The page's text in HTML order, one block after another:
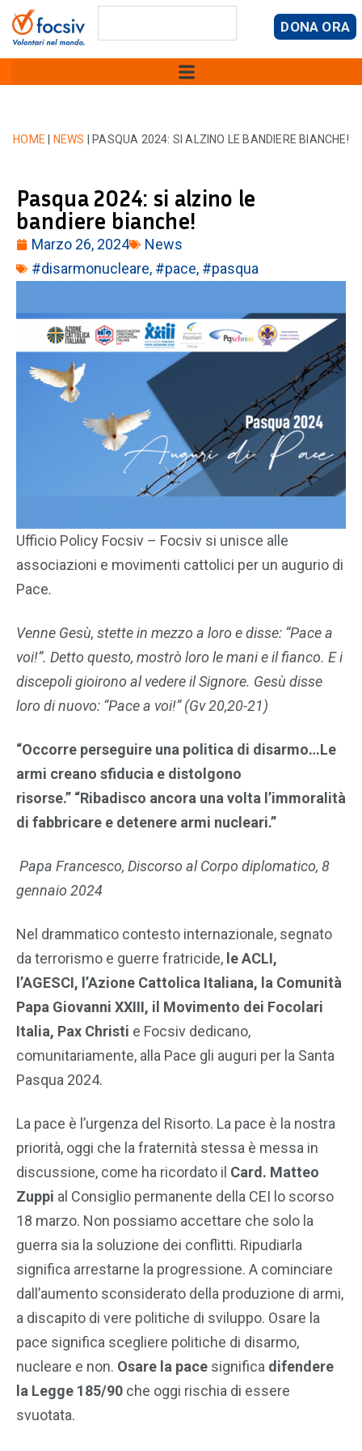
DONA ORA
HOME NEWS PASQUA 2024: SI ALZINO LE BANDIERE BIANCHE!
Pasqua 2024: si alzino le
bandiere bianche!
Marzo 26, 2024
News
#disarmonucleare, #pace, #pasqua
Ufficio Policy Focsiv – Focsiv si unisce alle
associazioni e movimenti cattolici per un augurio di
Pace.
Venne Gesù, stette in mezzo a loro e disse: “Pace a
voi!”. Detto questo, mostrò loro le mani e il fianco. E i
discepoli gioirono al vedere il Signore. Gesù disse
loro di nuovo: “Pace a voi!” (Gv 20,20-21)
“Occorre perseguire una politica di disarmo…Le
armi creano sfiducia e distolgono
risorse.” “Ribadisco ancora una volta l’immoralità
di fabbricare e detenere armi nucleari.”
Papa Francesco, Discorso al Corpo diplomatico, 8
gennaio 2024
Nel drammatico contesto internazionale, segnato
da terrorismo e guerre fratricide, leACLI,
l’AGESCI, l’Azione Cattolica Italiana, la Comunità
Papa Giovanni XXIII, il Movimento dei Focolari
Italia, Pax Christi e Focsiv dedicano,
comunitariamente, alla Pace gli auguri per la Santa
Pasqua 2024.
La pace è l’urgenza del Risorto. La pace è la nostra
priorità, oggi che la fraternità stessa è messa in
discussione, come ha ricordato il Card. Matteo
Zuppi al Consiglio permanente della CEI lo scorso
18 marzo. Non possiamo accettare che solo la
guerra sia la soluzione dei conflitti. Ripudiarla
significa arrestarne la progressione. A cominciare
dall’aumento sconsiderato della produzione di armi,
a discapito di vere politiche di sviluppo. Osare la
pace significa scegliere politiche di disarmo,
nucleare e non. Osare la pace significa difendere
la Legge 185/90 che oggi rischia di essere
svuotata.